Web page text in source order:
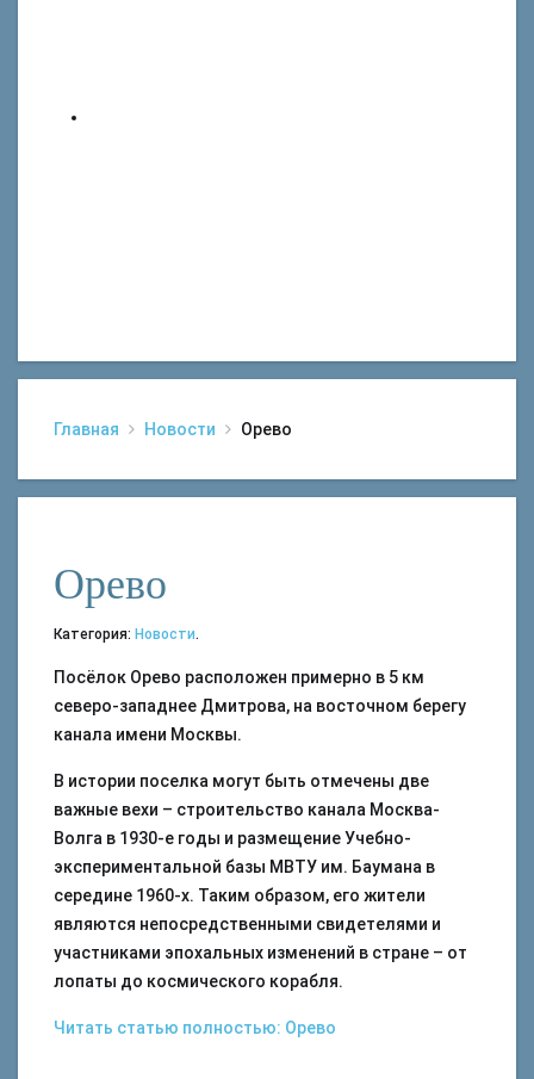
Главная Новости Орево
Орево
Категория: Новости.
Посёлок Орево расположен примерно в 5 км
северо-западнее Дмитрова, на восточном берегу
канала имени Москвы.
В истории поселка могут быть отмечены две
важные вехи – строительство канала Москва-
Волга в 1930-е годы и размещение Учебно-
экспериментальной базы МВТУ им. Баумана в
середине 1960-х. Таким образом, его жители
являются непосредственными свидетелями и
участниками эпохальных изменений в стране – от
лопаты до космического корабля.
Читать статью полностью: Орево